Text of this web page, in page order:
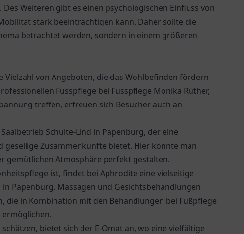
Weiteren gibt es einen psychologischen Einfluss von
stark beeinträchtigen kann. Daher sollte die
betrachtet werden, sondern in einem größeren
von Angeboten, die das Wohlbefinden fördern
Fusspflege bei Fusspflege Monika Rüther,
treffen, erfreuen sich Besucher auch an
Saalbetrieb Schulte-Lind in Papenburg, der eine
Zusammenkünfte bietet. Hier könnte man
gemütlichen Atmosphäre perfekt gestalten.
ist, findet bei Aphrodite eine vielseitige
Papenburg. Massagen und Gesichtsbehandlungen
die in Kombination mit den Behandlungen bei Fußpflege
ermöglichen.
bietet sich der E-Omat an, wo eine vielfältige